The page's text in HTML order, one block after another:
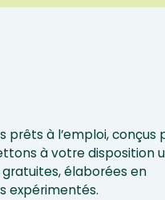
prêts à l’emploi, conçus
à votre disposition
élaborées en
expérimentés.